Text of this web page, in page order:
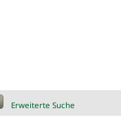
Erweiterte Suche